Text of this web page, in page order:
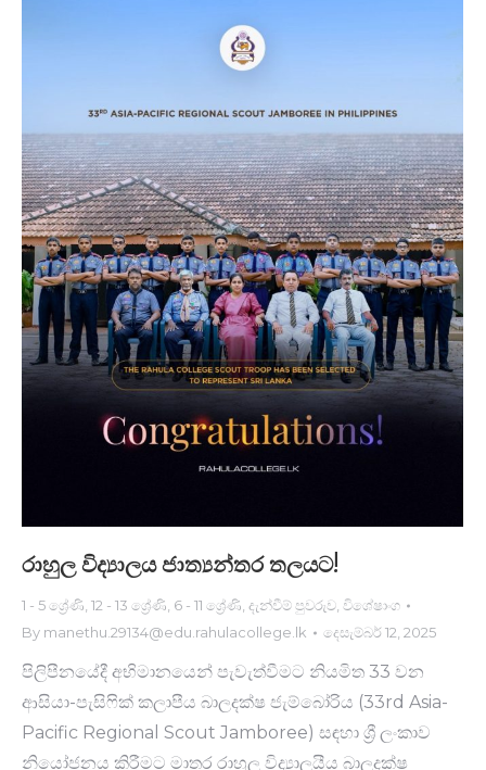
රාහුල විද්‍යාලය ජාත්‍යන්තර තලයට!
1 - 5 ශ්‍රේණි 12 - 13 ශ්‍රේණි 6 - 11 ශ්‍රේණි දැන්වීම් පුවරුව විශේෂාංග
By manethu.29134@edu.rahulacollege.lk දෙසැම්බර් 12, 2025
පිලිපීනයේදී අභිමානයෙන් පැවැත්වීමට නියමිත 33 වන
ආසියා-පැසිෆික් කලාපීය බාලදක්ෂ ජැම්බෝරිය (33rd Asia-
Pacific Regional Scout Jamboree) සඳහා ශ්‍රී ලංකාව
නියෝජනය කිරීමට මාතර රාහුල විද්‍යාලයීය බාලදක්ෂ